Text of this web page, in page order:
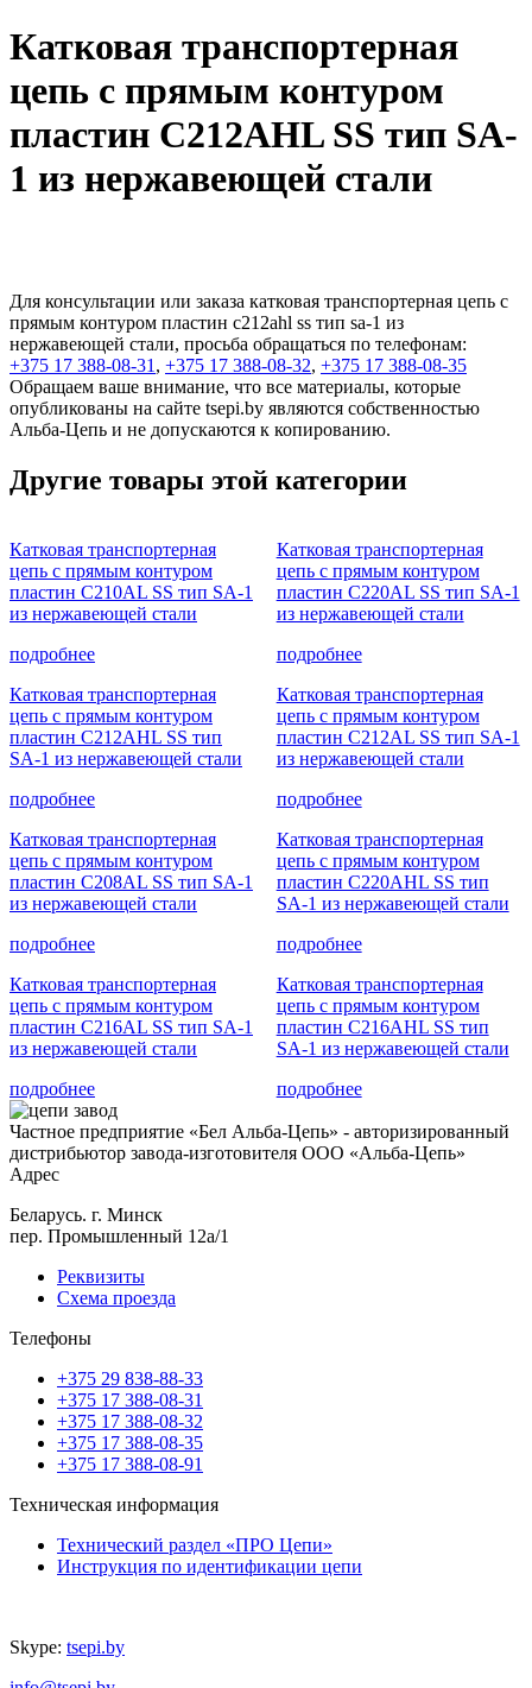
Катковая транспортерная
цепь с прямым контуром
пластин C212AHL SS тип SA-
1 из нержавеющей стали
Для консультации или заказа катковая транспортерная цепь с
прямым контуром пластин c212ahl ss тип sa-1 из
нержавеющей стали, просьба обращаться по телефонам:
+375 17 388-08-31 , +375 17 388-08-32, +375 17 388-08-35
Обращаем ваше внимание, что все материалы, которые
опубликованы на сайте tsepi.by являются собственностью
Альба-Цепь и не допускаются к копированию.
Другие товары этой категории
Катковая транспортерная
цепь с прямым контуром
пластин C210АL SS тип SA-1
из нержавеющей стали
подробнее
Катковая транспортерная
цепь с прямым контуром
пластин C220AL SS тип SA-1
из нержавеющей стали
подробнее
Катковая транспортерная
цепь с прямым контуром
пластин C212AHL SS тип
SA-1 из нержавеющей стали
подробнее
Катковая транспортерная
цепь с прямым контуром
пластин C212АL SS тип SA-1
из нержавеющей стали
подробнее
Катковая транспортерная
цепь с прямым контуром
пластин C208AL SS тип SA-1
из нержавеющей стали
подробнее
Катковая транспортерная
цепь с прямым контуром
пластин C220AHL SS тип
SA-1 из нержавеющей стали
подробнее
Катковая транспортерная
цепь с прямым контуром
пластин C216AL SS тип SA-1
из нержавеющей стали
подробнее
Катковая транспортерная
цепь с прямым контуром
пластин C216AHL SS тип
SA-1 из нержавеющей стали
подробнее
Частное предприятие «Бел Альба-Цепь» - авторизированный
дистрибьютор завода-изготовителя ООО «Альба-Цепь»
Адрес
Беларусь. г. Минск
пер. Промышленный 12а/1
Реквизиты
Схема проезда
Телефоны
+375 29 838-88-33
+375 17 388-08-31
+375 17 388-08-32
+375 17 388-08-35
+375 17 388-08-91
Техническая информация
Технический раздел «ПРО Цепи»
Инструкция по идентификации цепи
Skype: tsepi.by